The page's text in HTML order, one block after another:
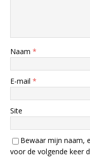
Naam *
E-mail *
Site
Bewaar mijn naam,
voor de volgende keer